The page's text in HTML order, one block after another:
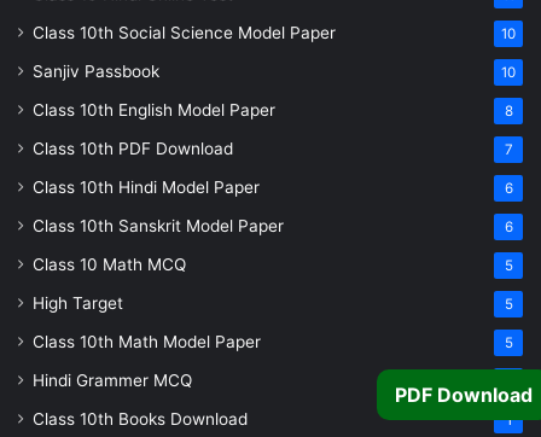
Class 10th Social Science Model Paper 10
Sanjiv Passbook 10
Class 10th English Model Paper 8
Class 10th PDF Download 7
Class 10th Hindi Model Paper 6
Class 10th Sanskrit Model Paper 6
Class 10 Math MCQ 5
High Target 5
Class 10th Math Model Paper 5
Hindi Grammer MCQ
Class 10th Books Download 1
PDF Download